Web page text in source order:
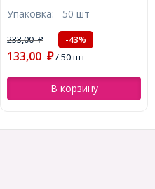
25х1.5мм, (УТ100019824)
Упаковка: 50 шт
233,00₽ -43%
133,00 ₽/ 50 шт
В корзину